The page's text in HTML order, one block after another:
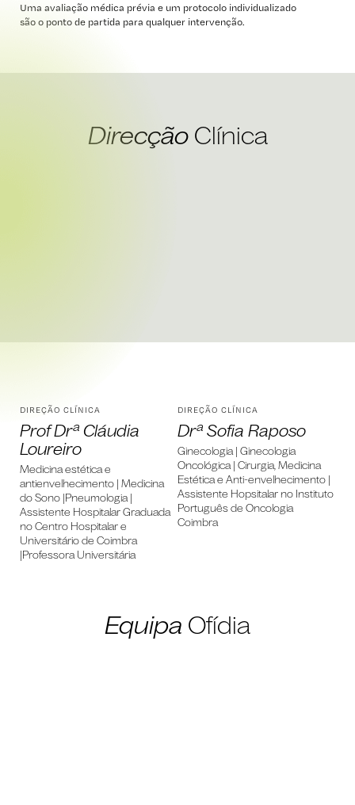
Uma avaliação médica prévia e um protocolo individualizado
são o ponto de partida para qualquer intervenção.
DirecçãoClínica
DIREÇÃO CLÍNICA
Prof Drª Cláudia
Loureiro
Medicina estética e
antienvelhecimento | Medicina
do Sono |Pneumologia |
Assistente Hospitalar Graduada
no Centro Hospitalar e
Universitário de Coimbra
|Professora Universitária
DIREÇÃO CLÍNICA
Drª Sofia Raposo
Ginecologia | Ginecologia
Oncológica | Cirurgia, Medicina
Estética e Anti-envelhecimento |
Assistente Hopsitalar no Instituto
Português de Oncologia
Coimbra
Equipa Ofídia